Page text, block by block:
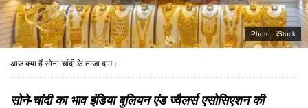
Photo : iStock
आज क्या हैं सोना-चांदी के ताजा दाम।
सोने-चांदी का भाव इंडिया बुलियन एंड ज्वैलर्स एसोसिएशन की